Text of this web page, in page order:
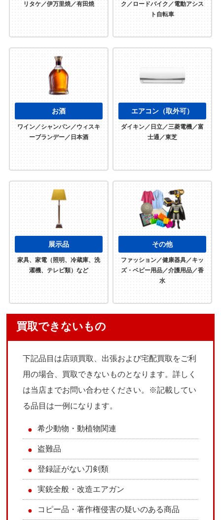
リタケ／伊万里焼／有田焼
ク／ロードバイク／電動アシス
ト自転車
お酒
ワイン／シャンパン／ウィスキ
ーブランデー／日本酒
エアコン（取外可）
ダイキン／日立／三菱電機／富
士通／東芝
展示品
家具、家電（照明、冷蔵庫、洗
濯機、テレビ類）など
その他
ファッション／健康器具／キッ
ズ・ベビー用品／介護用品／香
水
買取できないもの
下記品目は店頭買取、出張および宅配買取をご利
用の場合、買取できないものとなります。詳しく
は当店までお問い合わせください。※記載してい
る品目は一例になります。
希少動物・動植物関連
盗難品
登録証がない刀剣類
実銃全般・改造エアガン
コピー品・著作権侵害の疑いのある商品